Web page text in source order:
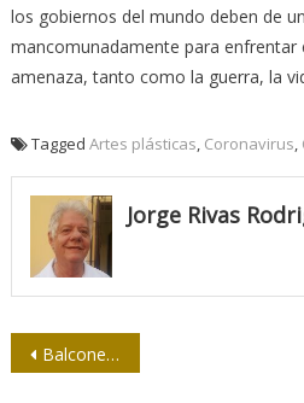
los gobiernos del mundo deben de
mancomunadamente para enfrentar
amenaza, tanto como la guerra, la
Tagged Artes plásticas, Coronavirus,
Jorge Rivas
Navegación
Balcones españoles por Cuba